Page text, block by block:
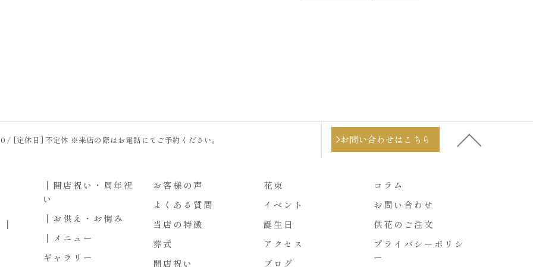
/ [定休日] 不定休 ※来店の際はお電話にてご予約ください。 お問い合わせはこちら
┃
┃開店祝い・周年祝
い
┃お供え・お悔み
┃メニュー
ギャラリー
お客様の声
よくある質問
当店の特徴
葬式
開店祝い
花束
イベント
誕生日
アクセス
ブログ
コラム
お問い合わせ
供花のご注文
プライバシーポリシ
ー